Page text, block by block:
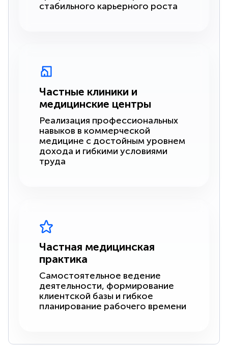
стабильного карьерного роста
Частные клиники и
медицинские центры
Реализация профессиональных
навыков в коммерческой
медицине с достойным уровнем
дохода и гибкими условиями
труда
Частная медицинская
практика
Самостоятельное ведение
деятельности, формирование
клиентской базы и гибкое
планирование рабочего времени